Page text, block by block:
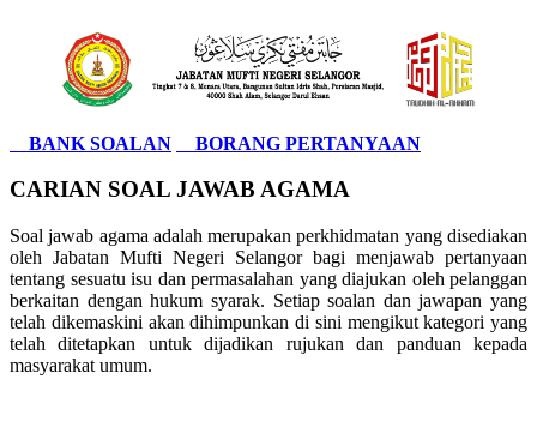
BANK SOALAN BORANG PERTANYAAN
CARIAN SOAL JAWAB AGAMA
Soal jawab agama adalah merupakan perkhidmatan yang disediakan
oleh Jabatan Mufti Negeri Selangor bagi menjawab pertanyaan
tentang sesuatu isu dan permasalahan yang diajukan oleh pelanggan
berkaitan dengan hukum syarak. Setiap soalan dan jawapan yang
telah dikemaskini akan dihimpunkan di sini mengikut kategori yang
telah ditetapkan untuk dijadikan rujukan dan panduan kepada
masyarakat umum.